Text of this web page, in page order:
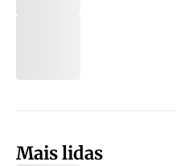
Mais lidas